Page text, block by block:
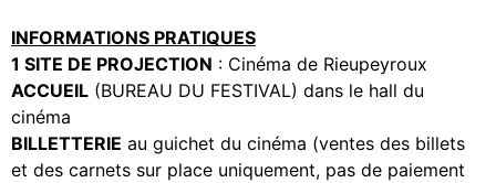
INFORMATIONS PRATIQUES
1 SITE DE PROJECTION : Cinéma de Rieupeyroux
ACCUEIL (BUREAU DU FESTIVAL) dans le hall du
cinéma
BILLETTERIE au guichet du cinéma (ventes des billets
et des carnets sur place uniquement, pas de paiement